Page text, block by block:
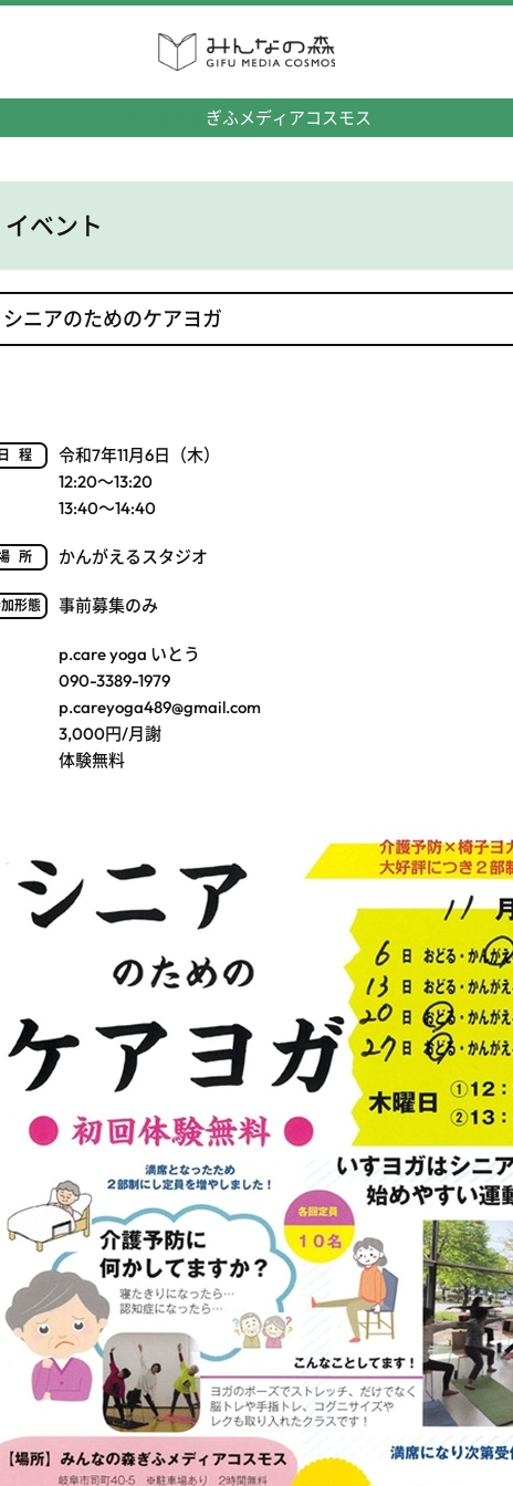
ぎふメディアコスモス
イベント
シニアのためのケアヨガ
日程
令和7年11月6日（木）
12:20～13:20
13:40～14:40
場所 かんがえるスタジオ
参加形態 事前募集のみ
p.care yoga いとう
090-3389-1979
p.careyoga489@gmail.com
3,000円/月謝
体験無料